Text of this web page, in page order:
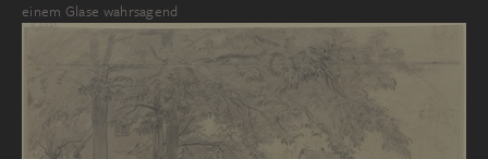
einem Glase wahrsagend